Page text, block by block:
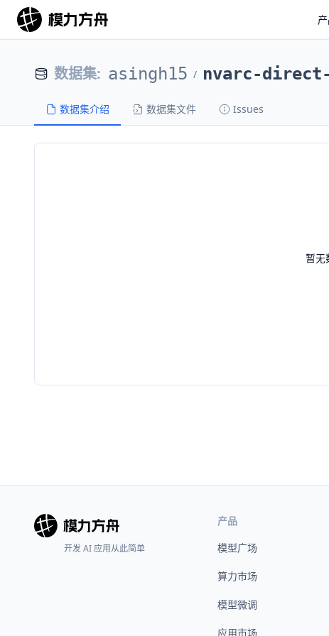
数据集: asingh15 / nvarc-
数据集介绍 数据集文件 Issues
暂无
开发 AI 应用从此简单
产品
模型广场
算力市场
模型微调
应用市场